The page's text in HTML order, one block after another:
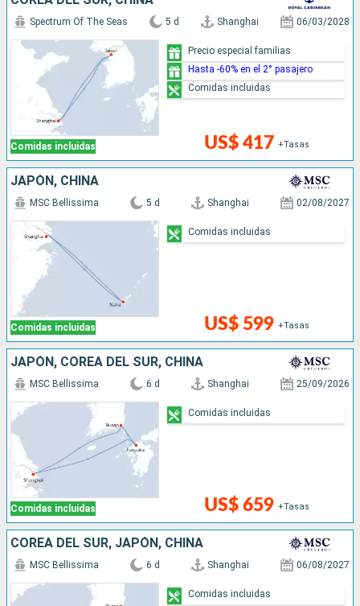
Comidas incluidas
Spectrum Of The Seas 5 d Shanghai 06/03/2028
US$ 417 +Tasas
Precio especial familias
Hasta -60% en el 2° pasajero
Comidas incluidas
JAPÓN, CHINA
Comidas incluidas
MSC Bellissima 5 d Shanghai 02/08/2027
US$ 599 +Tasas
Comidas incluidas
JAPÓN, COREA DEL SUR, CHINA
Comidas incluidas
MSC Bellissima 6 d Shanghai 25/09/2026
US$ 659 +Tasas
Comidas incluidas
COREA DEL SUR, JAPÓN, CHINA
MSC Bellissima 6 d Shanghai 06/08/2027
Comidas incluidas